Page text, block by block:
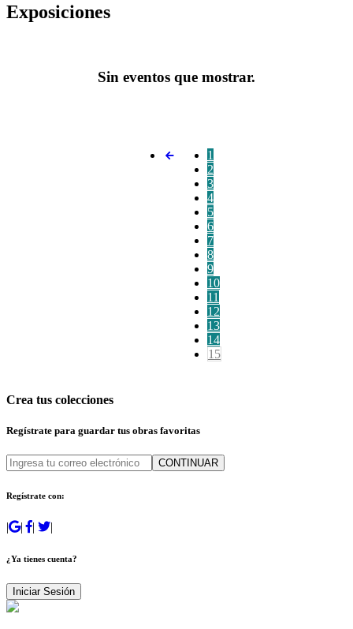
Exposiciones
Sin eventos que mostrar.
1
2
3
4
5
6
7
8
9
10
11
12
13
14
15
Crea tus colecciones
Regístrate para guardar tus obras favoritas
CONTINUAR
Regístrate con:
| | | |
¿Ya tienes cuenta?
Iniciar Sesión